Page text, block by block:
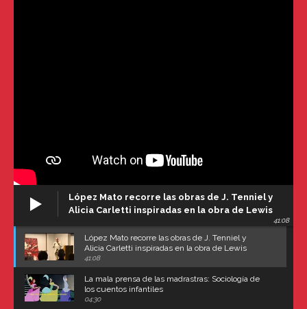
López Mato recorre las obras de J. Tenniel y
Alicia Carletti inspiradas en la obra de Lewis
41:08
López Mato recorre las obras de J. Tenniel y
Alicia Carletti inspiradas en la obra de Lewis
Carroll
41:08
La mala prensa de las madrastras: Sociología de
los cuentos infantiles
04:30